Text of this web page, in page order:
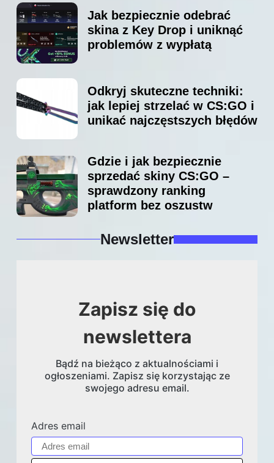
Jak bezpiecznie odebrać
skina z Key Drop i uniknąć
problemów z wypłatą
Odkryj skuteczne techniki:
jak lepiej strzelać w CS:GO i
unikać najczęstszych błędów
Gdzie i jak bezpiecznie
sprzedać skiny CS:GO –
sprawdzony ranking
platform bez oszustw
Newsletter
Zapisz się do
newslettera
Bądź na bieżąco z aktualnościami i
ogłoszeniami. Zapisz się korzystając ze
swojego adresu email.
Adres email